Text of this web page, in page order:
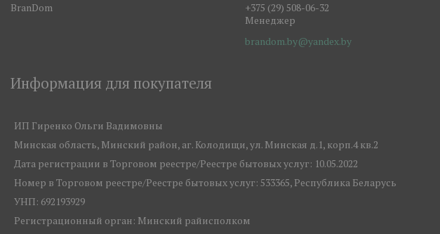
BranDom
+375 (29) 508-06-32
Менеджер
brandom.by@yandex.by
Информация для покупателя
ИП Гиренко Ольги Вадимовны
Минская область, Минский район, аг. Колодищи, ул. Минская д.1, корп.4 кв.2
Дата регистрации в Торговом реестре/Реестре бытовых услуг: 10.05.2022
Номер в Торговом реестре/Реестре бытовых услуг: 533365, Республика Беларусь
УНП: 692193929
Регистрационный орган: Минский райисполком